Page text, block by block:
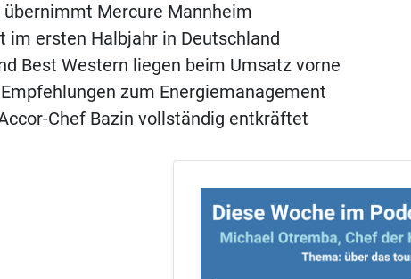
Mercure Mannheim
im ersten Halbjahr in Deutschland
Best Western liegen beim Umsatz vorne
zum Energiemanagement
Chef Bazin vollständig entkräftet